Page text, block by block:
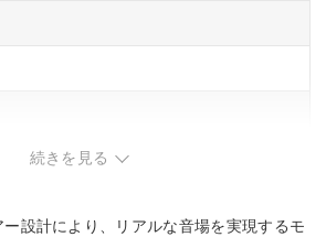
続きを見る
ー設計により、リアルな音場を実現するモ